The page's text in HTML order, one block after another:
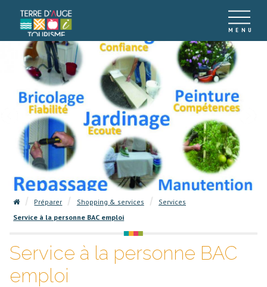
Préparer Shopping & services
Services
Service à la personne BAC emploi
Service à la personne BAC
emploi